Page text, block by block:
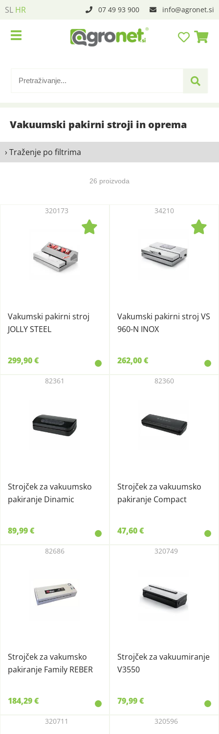
SL HR 07 49 93 900 info agronet.si
Vakuumski pakirni stroji in oprema
› Traženje po filtrima
26 proizvoda
Vakumski pakirni stroj
JOLLY STEEL
320173
299,90 €
Vakumski pakirni stroj VS
960-N INOX
34210
262,00 €
Strojček za vakuumsko
pakiranje Dinamic
82361
89,99 €
Strojček za vakuumsko
pakiranje Compact
82360
47,60 €
Strojček za vakumsko
pakiranje Family REBER
82686
184,29 €
Strojček za vakuumiranje
V3550
320749
79,99 €
320711 320596